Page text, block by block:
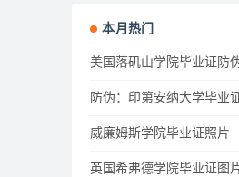
本月热门
美国落矶山学院毕业证防
防伪：印第安纳大学毕业
威廉姆斯学院毕业证照片
英国希弗德学院毕业证图